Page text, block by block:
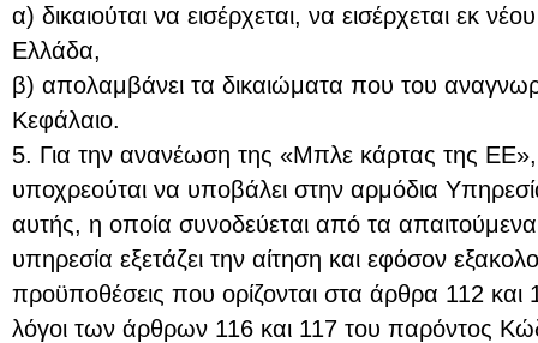
α) δικαιούται να εισέρχεται, να εισέρχεται εκ
Ελλάδα,
β) απολαμβάνει τα δικαιώματα που του
Κεφάλαιο.
5. Για την ανανέωση της «Μπλε κάρτας της ΕΕ»,
υποχρεούται να υποβάλει στην αρμόδια
αυτής, η οποία συνοδεύεται από τα απαιτούμενα
υπηρεσία εξετάζει την αίτηση και εφόσον
προϋποθέσεις που ορίζονται στα άρθρα 112 και
λόγοι των άρθρων 116 και 117 του παρόντος